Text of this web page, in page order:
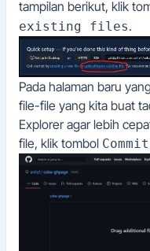
tampilan berikut, klik
existing files.
Pada halaman baru
file-file yang kita buat
Explorer agar lebih
file, klik tombol